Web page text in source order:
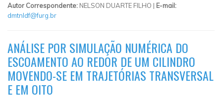
Autor Correspondente: NELSON DUARTE FILHO | E-mail:
dmtnldf@furg.br
ANÁLISE POR SIMULAÇÃO NUMÉRICA DO
ESCOAMENTO AO REDOR DE UM CILINDRO
MOVENDO-SE EM TRAJETÓRIAS TRANSVERSAL
E EM OITO